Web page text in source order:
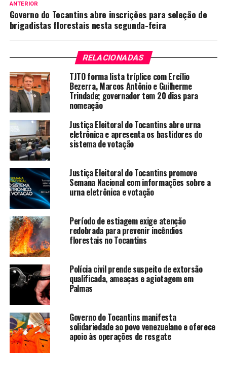
ANTERIOR
Governo do Tocantins abre inscrições para seleção de
brigadistas florestais nesta segunda-feira
RELACIONADAS
TJTO forma lista tríplice com Ercílio
Bezerra, Marcos Antônio e Guilherme
Trindade; governador tem 20 dias para
nomeação
Justiça Eleitoral do Tocantins abre urna
eletrônica e apresenta os bastidores do
sistema de votação
Justiça Eleitoral do Tocantins promove
Semana Nacional com informações sobre a
urna eletrônica e votação
Período de estiagem exige atenção
redobrada para prevenir incêndios
florestais no Tocantins
Polícia civil prende suspeito de extorsão
qualificada, ameaças e agiotagem em
Palmas
Governo do Tocantins manifesta
solidariedade ao povo venezuelano e oferece
apoio às operações de resgate